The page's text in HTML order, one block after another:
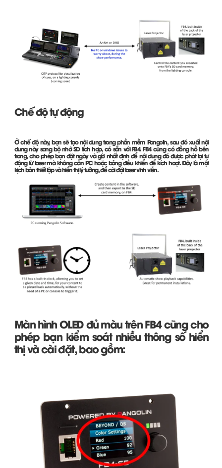
Chế độ tự động
Ở chế độ này, bạn sẽ tạo nội dung trong phần mềm Pangolin, sau đó xuất nội
dung này sang bộ nhớ SD tích hợp, có sẵn với FB4. FB4 cũng có đồng hồ bên
trong, cho phép bạn đặt ngày và giờ nhất định để nội dung đó được phát lại tự
động từ laser mà không cần PC hoặc bảng điều khiển để kích hoạt. Đây là một
kịch bản thiết lập và hiển thị lý tưởng, để cài đặt laser vĩnh viễn.
Màn hình OLED đủ màu trên FB4 cũng cho
phép bạn kiểm soát nhiều thông số hiển
thị và cài đặt, bao gồm: